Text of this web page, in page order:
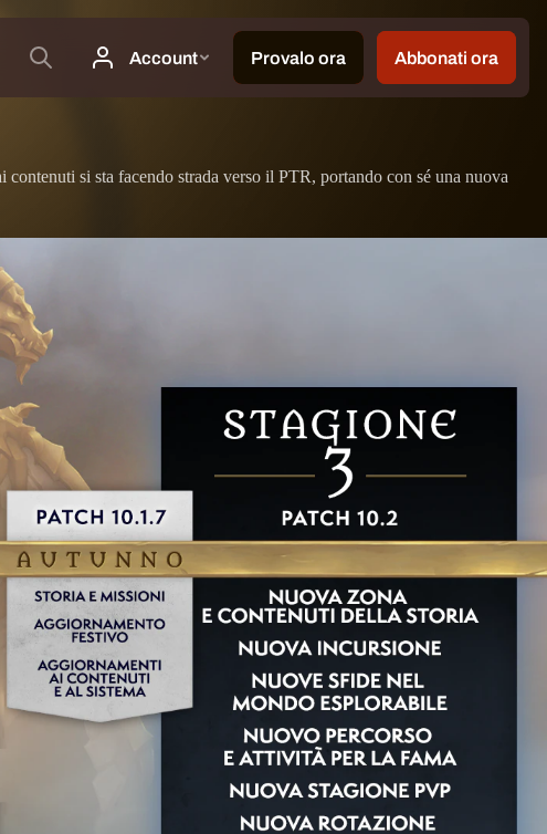
si sta facendo strada verso il PTR, portando con sé una nuova